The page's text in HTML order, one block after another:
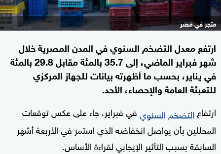
متجر في مصر
ارتفع معدل التضخم السنوي في المدن المصرية خلال
شهر فبراير الماضي، إلى 35.7 بالمئة مقابل 29.8 بالمئة
في يناير، بحسب ما أظهرته بيانات للجهاز المركزي
للتعبئة العامة والإحصاء، الأحد.
ارتفاع التضخم السنويفي فبراير، جاء على عكس توقعات
المحللين بأن يواصل انخفاضه الذي استمر في الأربعة أشهر
السابقة بسبب التأثير الإيجابي لقراءة الأساس.